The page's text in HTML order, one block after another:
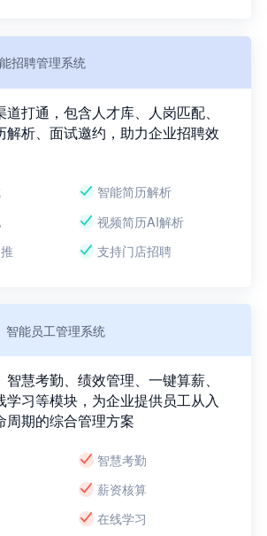
招聘管理系统
打通，包含人才库、人岗匹配、
解析、面试邀约，助力企业招聘效
智能简历解析
视频简历AI解析
支持门店招聘
智能员工管理系统
慧考勤、绩效管理、一键算薪、
学习等模块，为企业提供员工从入
周期的综合管理方案
智慧考勤
薪资核算
在线学习